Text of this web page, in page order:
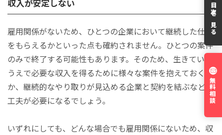
目次を見る
収入が安定しない
雇用関係がないため、ひとつの企業において継続した仕事
をもらえるかといった点も確約されません。ひとつの案件
のみで終了する可能性もあります。そのため、生きていく
うえで必要な収入を得るために様々な案件を抱えておく
か、継続的なやり取りが見込める企業と契約を結ぶなどの
工夫が必要になるでしょう。
いずれにしても、どんな場合でも雇用関係にないため、収
無料相談